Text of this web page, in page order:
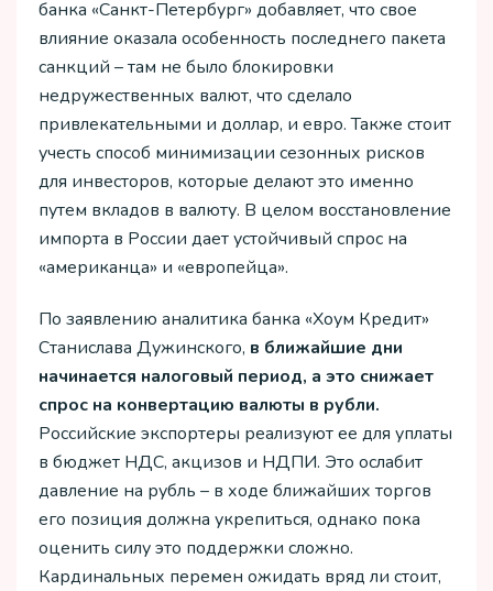
банка «Санкт-Петербург» добавляет, что свое
влияние оказала особенность последнего пакета
санкций – там не было блокировки
недружественных валют, что сделало
привлекательными и доллар, и евро. Также стоит
учесть способ минимизации сезонных рисков
для инвесторов, которые делают это именно
путем вкладов в валюту. В целом восстановление
импорта в России дает устойчивый спрос на
«американца» и «европейца».
По заявлению аналитика банка «Хоум Кредит»
Станислава Дужинского, в ближайшие дни
начинается налоговый период, а это снижает
спрос на конвертацию валюты в рубли.
Российские экспортеры реализуют ее для уплаты
в бюджет НДС, акцизов и НДПИ. Это ослабит
давление на рубль – в ходе ближайших торгов
его позиция должна укрепиться, однако пока
оценить силу это поддержки сложно.
Кардинальных перемен ожидать вряд ли стоит,